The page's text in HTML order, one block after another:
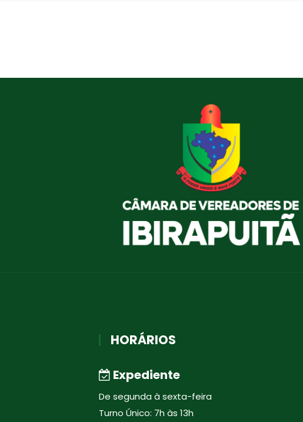
HORÁRIOS
Expediente
De segunda à sexta-feira
Turno Único: 7h às 13h